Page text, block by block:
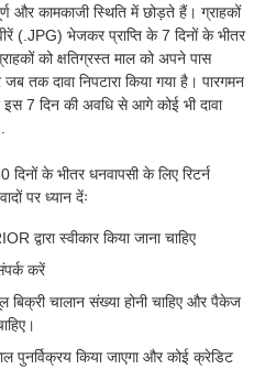
और कामकाजी स्थिति में छोड़ते हैं। ग्राहकों
(.JPG) भेजकर प्राप्ति के 7 दिनों के भीतर
को क्षतिग्रस्त माल को अपने पास
तक दावा निपटारा किया गया है। पारगमन
इस 7 दिन की अवधि से आगे कोई भी दावा
के भीतर धनवापसी के लिए रिटर्न
पर ध्यान देंः
द्वारा स्वीकार किया जाना चाहिए
करें
चालान संख्या होनी चाहिए और पैकेज
पुनर्विक्रय किया जाएगा और कोई क्रेडिट